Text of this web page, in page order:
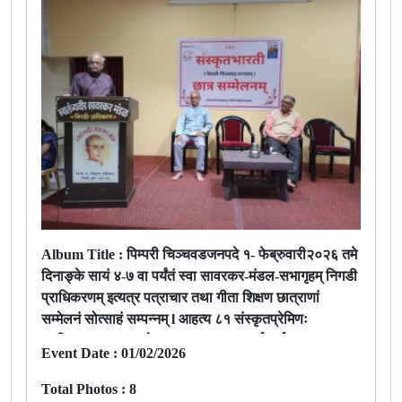
Album Title :पिम्परी चिञ्चवडजनपदे १- फेब्रुवारी२०२६ तमे
दिनाङ्के सायं ४-७ वा पर्यंतं स्वा सावरकर-मंडल-सभागृहम् निगडी
प्राधिकरणम् इत्यत्र पत्राचार तथा गीता शिक्षण छात्राणां
सम्मेलनं सोत्साहं सम्पन्नम् l आहत्य ८१ संस्कृतप्रेमिणः
श्लोकपठनस्पर्धा बालाः तथा १५ अभिभावकाः l मुख्यतिथिरुपेण रा
स्व संघ पिं चिं जनपदकार्यवाहः श्री नरेंद्रः पेण्डसेमहोदयः
Event Date : 01/02/2026
Total Photos : 8